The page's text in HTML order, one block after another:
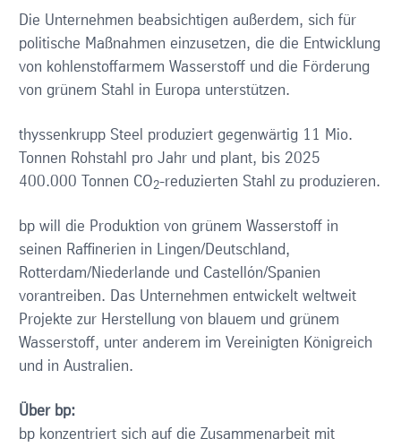
Die Unternehmen beabsichtigen außerdem, sich für
politische Maßnahmen einzusetzen, die die Entwicklung
von kohlenstoffarmem Wasserstoff und die Förderung
von grünem Stahl in Europa unterstützen.
thyssenkrupp Steel produziert gegenwärtig 11 Mio.
Tonnen Rohstahl pro Jahr und plant, bis 2025
400.000 Tonnen CO2-reduzierten Stahl zu produzieren.
bp will die Produktion von grünem Wasserstoff in
seinen Raffinerien in Lingen/Deutschland,
Rotterdam/Niederlande und Castellón/Spanien
vorantreiben. Das Unternehmen entwickelt weltweit
Projekte zur Herstellung von blauem und grünem
Wasserstoff, unter anderem im Vereinigten Königreich
und in Australien.
Über bp:
bp konzentriert sich auf die Zusammenarbeit mit